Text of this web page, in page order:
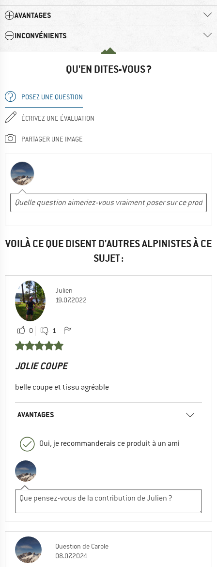
AVANTAGES
INCONVÉNIENTS
QU'EN DITES-VOUS ?
POSEZ UNE QUESTION
ÉCRIVEZ UNE ÉVALUATION
PARTAGER UNE IMAGE
VOILÀ CE QUE DISENT D'AUTRES ALPINISTES À CE
SUJET :
Julien
19.07.2022
0 1
JOLIE COUPE
belle coupe et tissu agréable
AVANTAGES
Oui, je recommanderais ce produit à un ami
Question de Carole
08.07.2024